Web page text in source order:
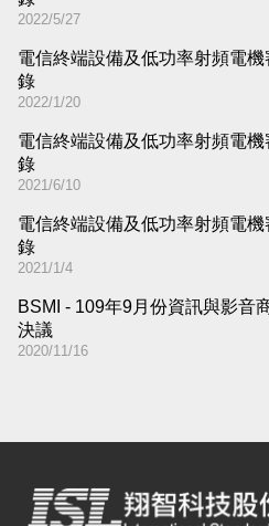
2022/5/27
電信終端設備及低功率射頻電
錄
2022/1/20
電信終端設備及低功率射頻電
錄
2021/6/10
電信終端設備及低功率射頻電
錄
2021/1/4
BSMI - 109年9月份資訊與影音
決議
2020/11/16